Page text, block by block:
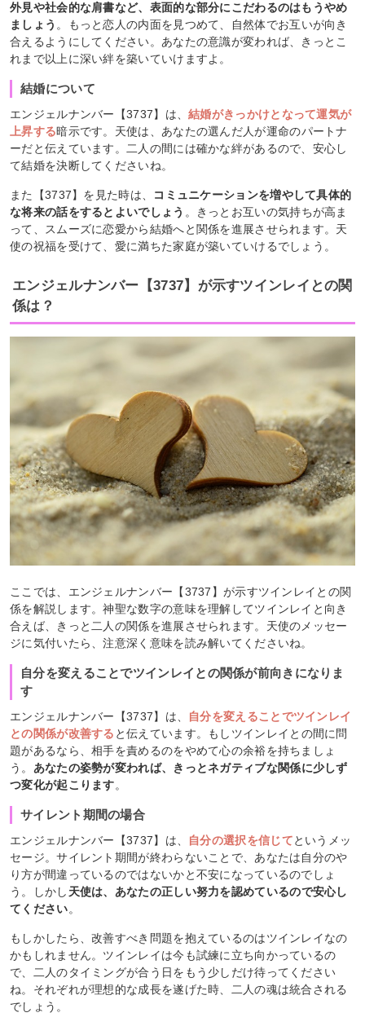
外見や社会的な肩書など、表面的な部分にこだわるのはもうやめ
ましょう 。もっと恋人の内面を見つめて、自然体でお互いが向き
合えるようにしてください。あなたの意識が変われば、きっとこ
れまで以上に深い絆を築いていけますよ。
結婚について
エンジェルナンバー【3737】は、結婚がきっかけとなって運気が
上昇する暗示です。天使は、あなたの選んだ人が運命のパートナ
ーだと伝えています。二人の間には確かな絆があるので、安心し
て結婚を決断してくださいね。
また【3737】を見た時は、
コミュニケーションを増やして具体的
な将来の話をするとよいでしょう 。きっとお互いの気持ちが高ま
って、スムーズに恋愛から結婚へと関係を進展させられます。天
使の祝福を受けて、愛に満ちた家庭が築いていけるでしょう。
エンジェルナンバー【3737】が示すツインレイとの関
係は？
ここでは、エンジェルナンバー【3737】が示すツインレイとの関
係を解説します。神聖な数字の意味を理解してツインレイと向き
合えば、きっと二人の関係を進展させられます。天使のメッセー
ジに気付いたら、注意深く意味を読み解いてくださいね。
自分を変えることでツインレイとの関係が前向きになりま
す
エンジェルナンバー【3737】は、
自分を変えることでツインレイ
との関係が改善する と伝えています。もしツインレイとの間に問
題があるなら、相手を責めるのをやめて心の余裕を持ちましょ
う。 あなたの姿勢が変われば、きっとネガティブな関係に少しず
つ変化が起こります。
サイレント期間の場合
エンジェルナンバー【3737】は、 自分の選択を信じてというメッ
セージ。サイレント期間が終わらないことで、あなたは自分のや
り方が間違っているのではないかと不安になっているのでしょ
う。しかし 天使は、あなたの正しい努力を認めているので安心し
てください。
もしかしたら、改善すべき問題を抱えているのはツインレイなの
かもしれません。ツインレイは今も試練に立ち向かっているの
で、二人のタイミングが合う日をもう少しだけ待ってください
ね。それぞれが理想的な成長を遂げた時、二人の魂は統合される
でしょう。